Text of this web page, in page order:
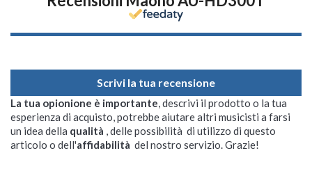
Scrivi la tua recensione
La tua opionione è importante, descrivi il prodotto o la tua
esperienza di acquisto, potrebbe aiutare altri musicisti a farsi
un idea della qualità , delle possibilità di utilizzo di questo
articolo o dell'affidabilità del nostro servizio. Grazie!